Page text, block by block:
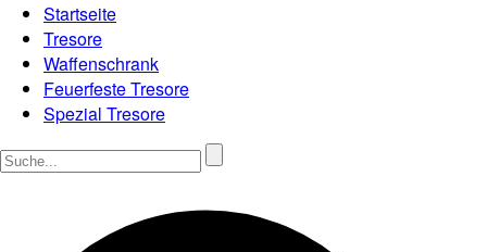
Startseite
Tresore
Waffenschrank
Feuerfeste Tresore
Spezial Tresore